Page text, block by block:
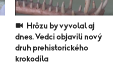
dnes. Vedci objavili nový
druh prehistorického
krokodíla